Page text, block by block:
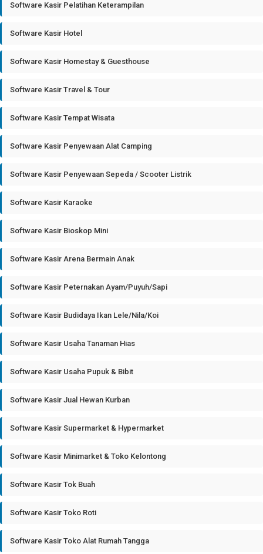
Software Kasir Pelatihan Keterampilan
Software Kasir Hotel
Software Kasir Homestay & Guesthouse
Software Kasir Travel & Tour
Software Kasir Tempat Wisata
Software Kasir Penyewaan Alat Camping
Software Kasir Penyewaan Sepeda / Scooter Listrik
Software Kasir Karaoke
Software Kasir Bioskop Mini
Software Kasir Arena Bermain Anak
Software Kasir Peternakan Ayam/Puyuh/Sapi
Software Kasir Budidaya Ikan Lele/Nila/Koi
Software Kasir Usaha Tanaman Hias
Software Kasir Usaha Pupuk & Bibit
Software Kasir Jual Hewan Kurban
Software Kasir Supermarket & Hypermarket
Software Kasir Minimarket & Toko Kelontong
Software Kasir Tok Buah
Software Kasir Toko Roti
Software Kasir Toko Alat Rumah Tangga